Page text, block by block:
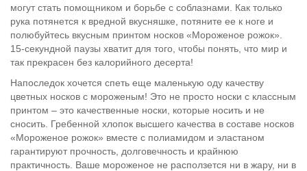
могут стать помощником и борьбе с соблазнами. Как только
рука потянется к вредной вкусняшке, потяните ее к ноге и
полюбуйтесь вкусным принтом носков «Мороженое рожок».
15-секундной паузы хватит для того, чтобы понять, что мир и
так прекрасен без калорийного десерта!
Напоследок хочется спеть еще маленькую оду качеству
цветных носков с мороженым! Это не просто носки с классным
принтом – это качественные носки, которые носить и не
сносить. Гребенной хлопок высшего качества в составе носков
«Мороженое рожок» вместе с полиамидом и эластаном
гарантируют прочность, долговечность и крайнюю
практичность. Ваше мороженое не расползется ни в жару, ни в